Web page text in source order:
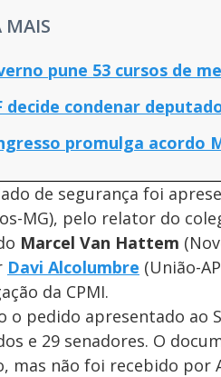
MAIS
pune 53 cursos de
decide condenar
promulga acordo
de segurança foi
MG), pelo relator do
Marcel Van Hattem
Davi Alcolumbre (União-
da CPMI.
o pedido apresentado ao
e 29 senadores. O
mas não foi recebido